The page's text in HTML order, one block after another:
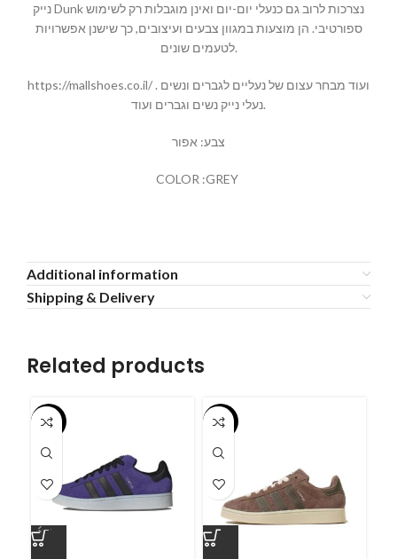
נייק Dunk נצרכות לרוב גם כנעלי יום-יום ואינן מוגבלות רק לשימוש
ספורטיבי. הן מוצעות במגוון צבעים ועיצובים, כך שישנן אפשרויות
לטעמים שונים.
https://mallshoes.co.il/ ועוד מבחר עצום של נעליים לגברים ונשים .
נעלי נייק נשים וגברים ועוד.
צבע: אפור
COLOR :GREY
Additional information
Shipping & Delivery
Related products
-55% -55%